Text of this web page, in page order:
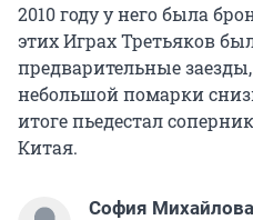
2010 году у него была
этих Играх Третьяков
предварительные
небольшой помарки
итоге пьедестал
Китая.
София Михайлова